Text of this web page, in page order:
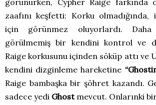
zaafını keşfetti: Korku
için görünmez oluyorlardı.
görülmemiş bir kendini kontrol ve
Raige korkusunu içinden söküp attı ve
kendini dizginleme hareketine
Raige bambaşka bir şöhret kazandı.
sadece yedi Ghost mevcut. Onlarınki